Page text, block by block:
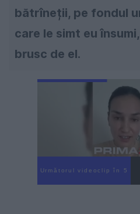
bătrîneții, pe fondul
care le simt eu
brusc de el.
Următorul videoclip în 4